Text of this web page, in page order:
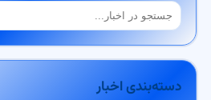
جستجو
دسته‌بندی اخبار